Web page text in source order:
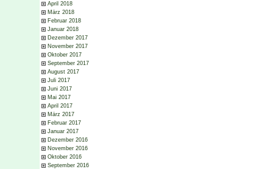
April 2018
März 2018
Februar 2018
Januar 2018
Dezember 2017
November 2017
Oktober 2017
September 2017
August 2017
Juli 2017
Juni 2017
Mai 2017
April 2017
März 2017
Februar 2017
Januar 2017
Dezember 2016
November 2016
Oktober 2016
September 2016